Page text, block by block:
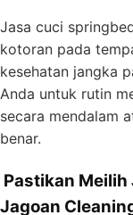
Jasa cuci
kotoran pada
kesehatan jangka
Anda untuk rutin
secara mendalam
benar.
Pastikan Meilih
Jagoan